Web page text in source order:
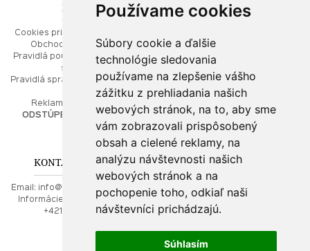
Používame cookies
Súbory cookie a ďalšie
technológie sledovania
používame na zlepšenie vášho
zážitku z prehliadania našich
webových stránok, na to, aby sme
vám zobrazovali prispôsobený
obsah a cielené reklamy, na
analýzu návštevnosti našich
webových stránok a na
pochopenie toho, odkiaľ naši
návštevníci prichádzajú.
Súhlasím
ESHOP
Cookies pri prezeraní stránok
Obchodné podmienky
Pravidlá používania webových
stránok
Pravidlá spracúvania osobných
Reklamačný poriadok
ODSTÚPENIE OD ZMLUVY
RÝCHLE MENU
Ako balíme Vaše šperky
Kontaktujte nás
PORADŇA
Ako nakupovať
O drahých kovoch
Doprava a poštovné
KONTAKT NA NÁS
Email:
info@najkrajsiesperky.sk
Informácie:
+421917 881556,
+421556224323